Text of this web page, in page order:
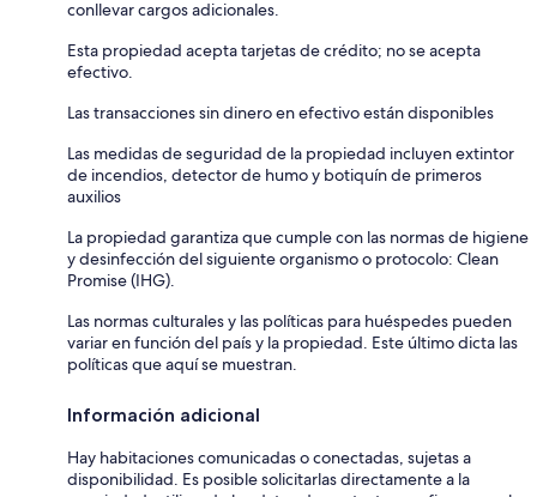
conllevar cargos adicionales.
Esta propiedad acepta tarjetas de crédito; no se acepta
efectivo.
Las transacciones sin dinero en efectivo están disponibles
Las medidas de seguridad de la propiedad incluyen extintor
de incendios, detector de humo y botiquín de primeros
auxilios
La propiedad garantiza que cumple con las normas de higiene
y desinfección del siguiente organismo o protocolo: Clean
Promise (IHG).
Las normas culturales y las políticas para huéspedes pueden
variar en función del país y la propiedad. Este último dicta las
políticas que aquí se muestran.
Información adicional
Hay habitaciones comunicadas o conectadas, sujetas a
disponibilidad. Es posible solicitarlas directamente a la